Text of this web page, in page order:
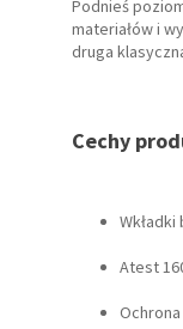
Podnieś
materiałów i
druga
Cechy
Atest